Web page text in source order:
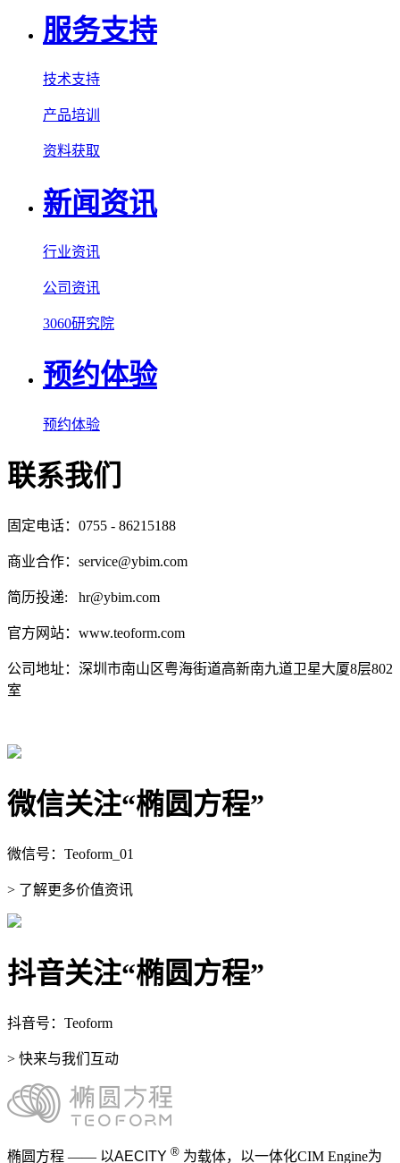
服务支持
技术支持
产品培训
资料获取
新闻资讯
行业资讯
公司资讯
3060研究院
预约体验
预约体验
联系我们
固定电话：0755 - 86215188
商业合作：service@ybim.com
简历投递: hr@ybim.com
官方网站：www.teoform.com
公司地址：深圳市南山区粤海街道高新南九道卫星大厦8层802
室
微信关注“椭圆方程”
微信号：Teoform_01
> 了解更多价值资讯
抖音关注“椭圆方程”
抖音号：Teoform
> 快来与我们互动
椭圆方程 —— 以AECITY ® 为载体，以一体化CIM Engine为